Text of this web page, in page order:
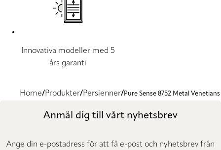
Innovativa modeller med 5
års garanti
Home Produkter Persienner Pure Sense 8752 Metal Venetians
Anmäl dig till vårt nyhetsbrev
Ange din e-postadress för att få e-post och nyhetsbrev från